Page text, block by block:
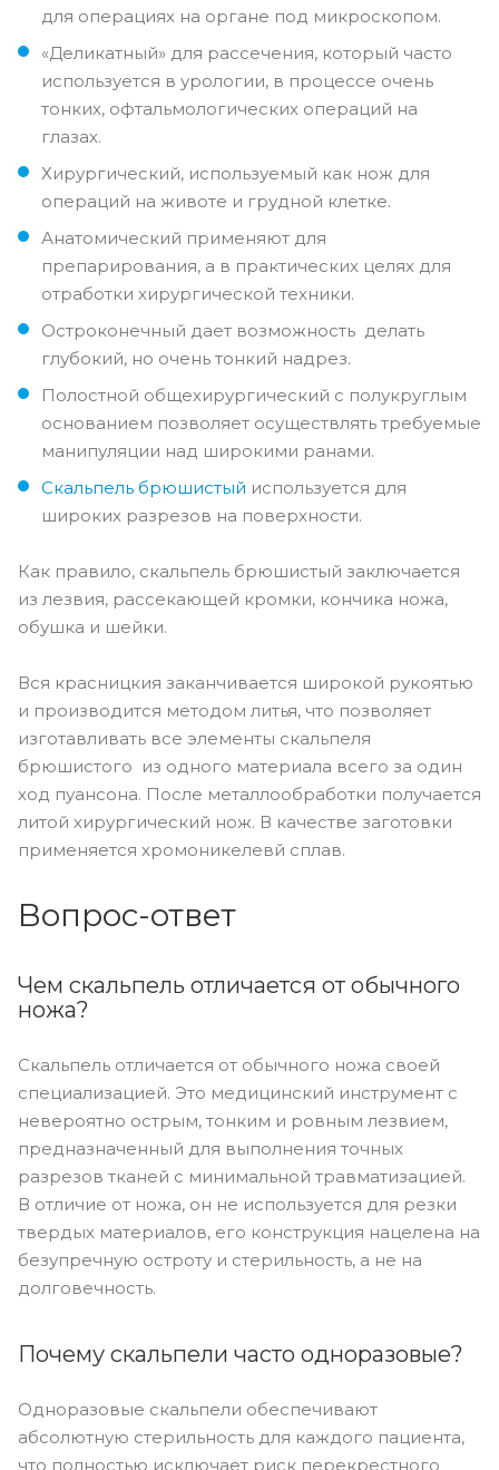
для операциях на органе под микроскопом.
«Деликатный» для рассечения, который часто
используется в урологии, в процессе очень
тонких, офтальмологических операций на
глазах.
Хирургический, используемый как нож для
операций на животе и грудной клетке.
Анатомический применяют для
препарирования, а в практических целях для
отработки хирургической техники.
Остроконечный дает возможность делать
глубокий, но очень тонкий надрез.
Полостной общехирургический с полукруглым
основанием позволяет осуществлять требуемые
манипуляции над широкими ранами.
Скальпель брюшистый используется для
широких разрезов на поверхности.
Как правило, скальпель брюшистый заключается
из лезвия, рассекающей кромки, кончика ножа,
обушка и шейки.
Вся красницкия заканчивается широкой рукоятью
и производится методом литья, что позволяет
изготавливать все элементы скальпеля
брюшистого из одного материала всего за один
ход пуансона. После металлообработки получается
литой хирургический нож. В качестве заготовки
применяется хромоникелевй сплав.
Вопрос-ответ
Чем скальпель отличается от обычного
ножа?
Скальпель отличается от обычного ножа своей
специализацией. Это медицинский инструмент с
невероятно острым, тонким и ровным лезвием,
предназначенный для выполнения точных
разрезов тканей с минимальной травматизацией.
В отличие от ножа, он не используется для резки
твердых материалов, его конструкция нацелена на
безупречную остроту и стерильность, а не на
долговечность.
Почему скальпели часто одноразовые?
Одноразовые скальпели обеспечивают
абсолютную стерильность для каждого пациента,
что полностью исключает риск перекрестного